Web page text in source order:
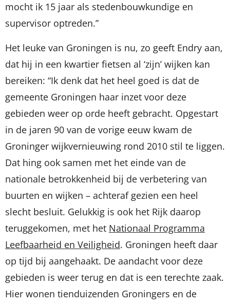
mocht ik 15 jaar als stedenbouwkundige en
supervisor optreden.”
Het leuke van Groningen is nu, zo geeft Endry aan,
dat hij in een kwartier fietsen al ‘zijn’ wijken kan
bereiken: “Ik denk dat het heel goed is dat de
gemeente Groningen haar inzet voor deze
gebieden weer op orde heeft gebracht. Opgestart
in de jaren 90 van de vorige eeuw kwam de
Groninger wijkvernieuwing rond 2010 stil te liggen.
Dat hing ook samen met het einde van de
nationale betrokkenheid bij de verbetering van
buurten en wijken – achteraf gezien een heel
slecht besluit. Gelukkig is ook het Rijk daarop
teruggekomen, met het Nationaal Programma
Leefbaarheid en Veiligheid. Groningen heeft daar
op tijd bij aangehaakt. De aandacht voor deze
gebieden is weer terug en dat is een terechte zaak.
Hier wonen tienduizenden Groningers en de